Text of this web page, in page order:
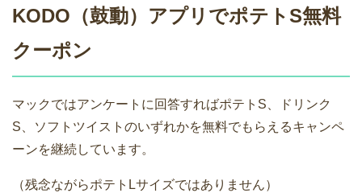
KODO（鼓動）アプリでポテトS無料
クーポン
マックではアンケートに回答すればポテトS、ドリンク
S、ソフトツイストのいずれかを無料でもらえるキャンペ
ーンを継続しています。
（残念ながらポテトLサイズではありません）